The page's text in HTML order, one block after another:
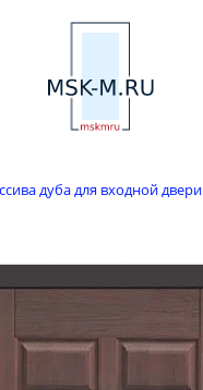
дуба для входной двери